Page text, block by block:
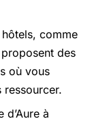
comme
des
où vous
ressourcer.
d’Aure à